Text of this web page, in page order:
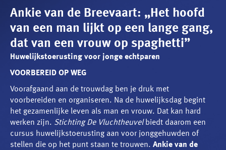
Ankie van de Breevaart: „Het hoofd
van een man lijkt op een lange gang,
dat van een vrouw op spaghetti”
Huwelijkstoerusting voor jonge echtparen
VOORBEREID OP WEG
Voorafgaand aan de trouwdag ben je druk met
voorbereiden en organiseren. Na de huwelijksdag begint
het gezamenlijke leven als man en vrouw. Dat kan hard
werken zijn. Stichting De Vluchtheuvelbiedt daarom een
cursus huwelijkstoerusting aan voor jonggehuwden of
stellen die op het punt staan te trouwen. Ankie van de